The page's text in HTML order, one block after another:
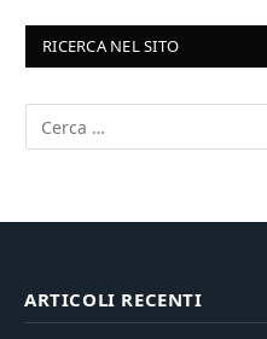
RICERCA NEL SITO
ARTICOLI RECENTI